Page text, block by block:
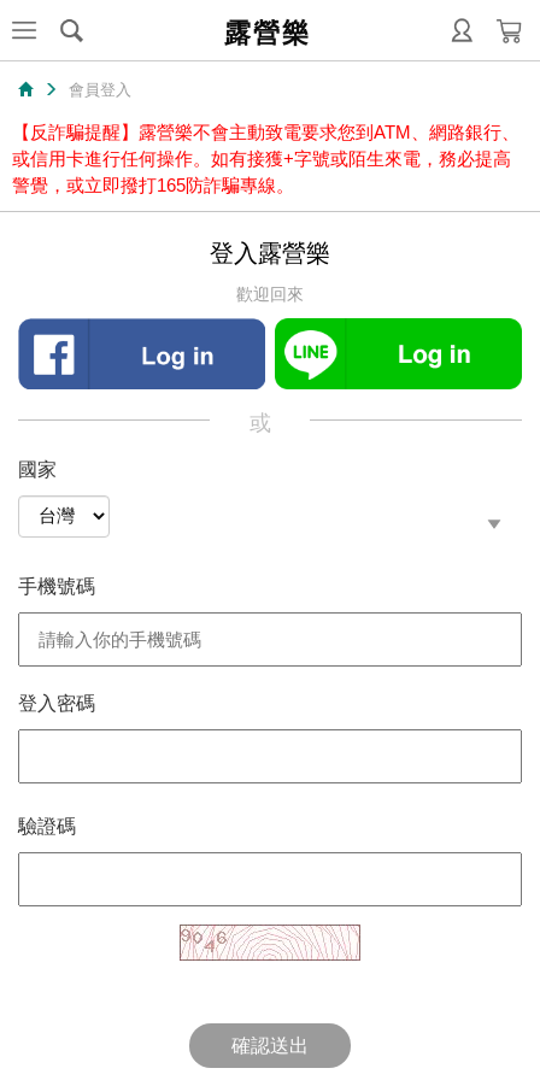
露營樂
會員登入
【反詐騙提醒】露營樂不會主動致電要求您到ATM、網路銀行、
或信用卡進行任何操作。如有接獲+字號或陌生來電，務必提高
警覺，或立即撥打165防詐騙專線。
登入露營樂
歡迎回來
或
國家
手機號碼
登入密碼
驗證碼
確認送出